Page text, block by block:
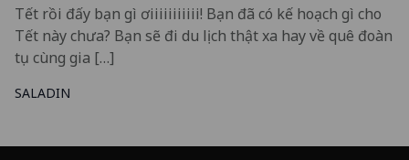
Tết rồi đấy bạn gì ơiiiiiiiiiii! Bạn đã có kế hoạch gì cho
Tết này chưa? Bạn sẽ đi du lịch thật xa hay về quê đoàn
tụ cùng gia […]
SALADIN